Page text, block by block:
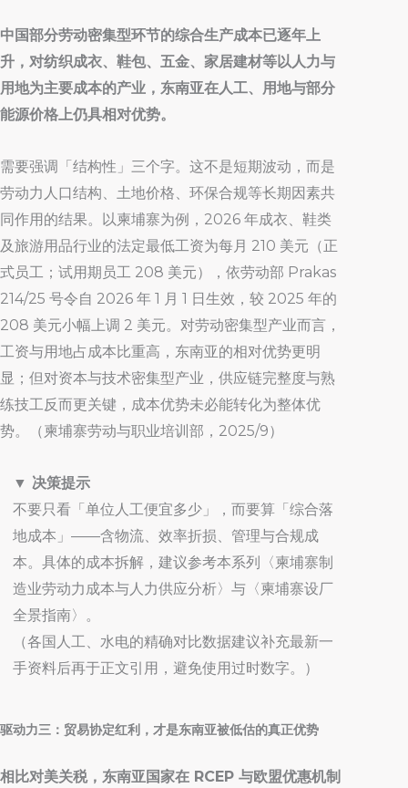
中国部分劳动密集型环节的综合生产成本已逐年上
升，对纺织成衣、鞋包、五金、家居建材等以人力与
用地为主要成本的产业，东南亚在人工、用地与部分
能源价格上仍具相对优势。
需要强调「结构性」三个字。这不是短期波动，而是
劳动力人口结构、土地价格、环保合规等长期因素共
同作用的结果。以柬埔寨为例，2026 年成衣、鞋类
及旅游用品行业的法定最低工资为每月 210 美元（正
式员工；试用期员工 208 美元），依劳动部 Prakas
214/25 号令自 2026 年 1 月 1 日生效，较 2025 年的
208 美元小幅上调 2 美元。对劳动密集型产业而言，
工资与用地占成本比重高，东南亚的相对优势更明
显；但对资本与技术密集型产业，供应链完整度与熟
练技工反而更关键，成本优势未必能转化为整体优
势。（柬埔寨劳动与职业培训部，2025/9）
▼ 决策提示
不要只看「单位人工便宜多少」，而要算「综合落
地成本」——含物流、效率折损、管理与合规成
本。具体的成本拆解，建议参考本系列〈柬埔寨制
造业劳动力成本与人力供应分析〉与〈柬埔寨设厂
全景指南〉。
（各国人工、水电的精确对比数据建议补充最新一
手资料后再于正文引用，避免使用过时数字。）
驱动力三：贸易协定红利，才是东南亚被低估的真正优势
相比对美关税，东南亚国家在 RCEP 与欧盟优惠机制